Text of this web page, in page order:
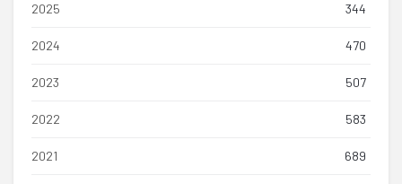
2025 344
2024 470
2023 507
2022 583
2021 689